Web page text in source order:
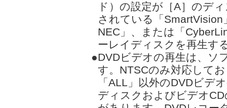
ド）の設定が［A］のデ
されている「
NEC」、または「
ーレイディスクを再生す
●DVDビデオの再生は、ソ
す。NTSCのみ対応して
「ALL」以外のDVDビデ
ディスクおよびビデオ